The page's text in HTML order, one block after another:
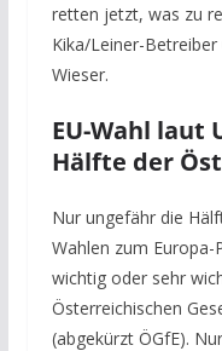
retten jetzt, was zu
Kika/Leiner-
Wieser.
EU-Wahl laut
Hälfte der
Nur ungefähr die
Wahlen zum
wichtig oder sehr
Österreichischen
(abgekürzt ÖGfE).